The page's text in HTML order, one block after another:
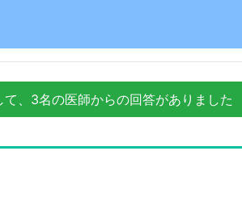
て、3名の医師からの回答がありました